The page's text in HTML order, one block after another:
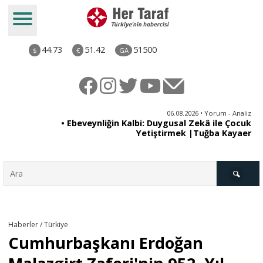
$ 44.73 € 51.42 GA 51500
06.08.2026 • Yorum - Analiz
• Ebeveynliğin Kalbi: Duygusal Zekâ ile Çocuk
Yetiştirmek |Tuğba Kayaer
Derkenar
Haberler / Türkiye
Cumhurbaşkanı Erdoğan